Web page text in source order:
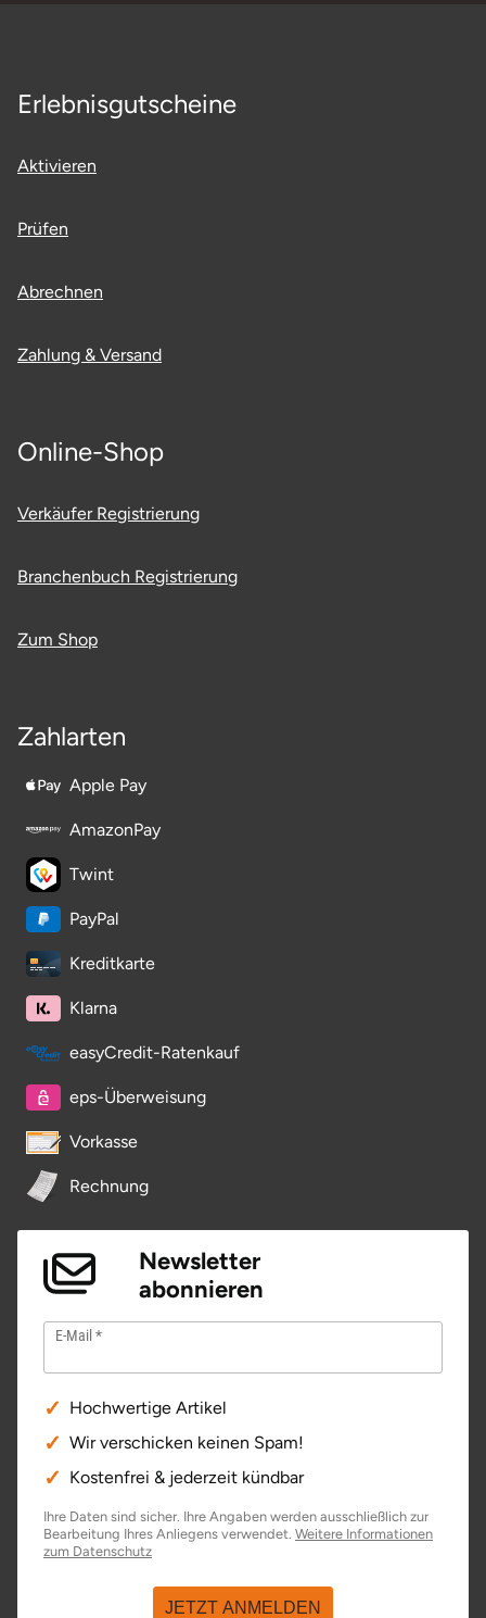
Erlebnisgutscheine
Aktivieren
Prüfen
Abrechnen
Zahlung & Versand
Online-Shop
Verkäufer Registrierung
Branchenbuch Registrierung
Zum Shop
Zahlarten
Apple Pay
AmazonPay
Twint
PayPal
Kreditkarte
Klarna
easyCredit-Ratenkauf
eps-Überweisung
Vorkasse
Rechnung
Newsletter
abonnieren
E-Mail
Hochwertige Artikel
Wir verschicken keinen Spam!
Kostenfrei & jederzeit kündbar
Ihre Daten sind sicher. Ihre Angaben werden ausschließlich zur
Bearbeitung Ihres Anliegens verwendet. Weitere Informationen
zum Datenschutzöffnet in neuem Fenster
JETZT ANMELDEN